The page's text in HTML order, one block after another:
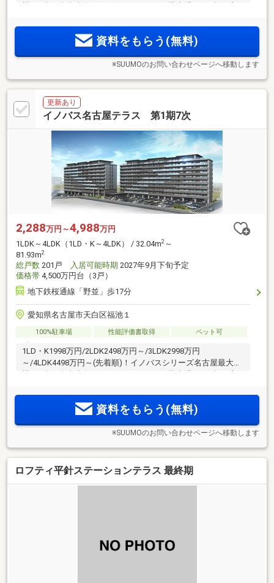
模201邸！全邸南向き、1LD・K～4LDK、駐車場100％超。専
用ガレージや専用バイク置場付き住戸を用意。低炭素建築物
認定×ZEH Oriented。来場予約受付中！
資料をもらう(無料)
※SUUMOのお問い合わせページへ移動します
更新あり
イノバス名古屋テラス 第1期7次
2,288万円～4,988万円
1LDK～4LDK（1LD・K～4LDK） / 32.04m2 ～
81.93m2
総戸数 201戸 入居可能時期 2027年9月下旬予定
価格帯 4,500万円台（3戸）
地下鉄桜通線「野並」歩17分
愛知県名古屋市天白区福池１
100%駐車場 性能評価書取得 ペット可
1LD・K1998万円/2LDK2498万円～/3LDK2998万円
～/4LDK4498万円～(先着順)！イノバスシリーズ名古屋最大規
用ガレージや専用バイク置場付き住戸を用意。低炭素建築物
認定×ZEH Oriented。来場予約受付中！
資料をもらう(無料)
※SUUMOのお問い合わせページへ移動します
ロフティ平針ステーションテラス 最終期